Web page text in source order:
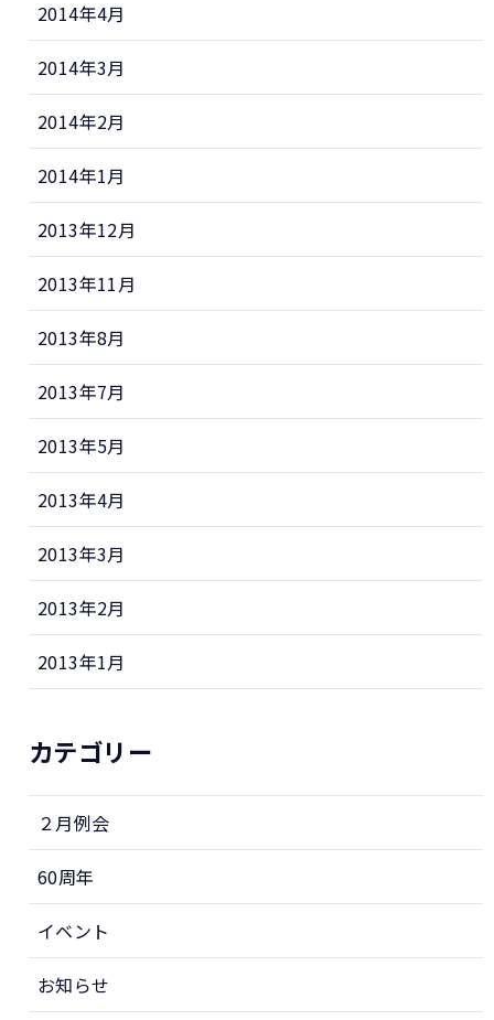
2014年4月
2014年3月
2014年2月
2014年1月
2013年12月
2013年11月
2013年8月
2013年7月
2013年5月
2013年4月
2013年3月
2013年2月
2013年1月
カテゴリー
２月例会
60周年
イベント
お知らせ